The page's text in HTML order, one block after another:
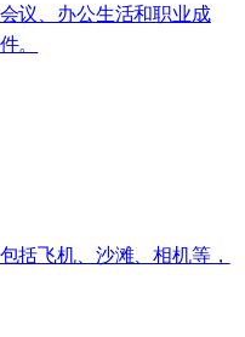
议、办公生活和职业成
。
括飞机、沙滩、相机等，